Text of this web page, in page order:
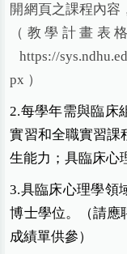
開網頁之課程內容
（教學計畫表
https://
px ）
2.每學年需與臨床
實習和全職實習課
生能力；具臨床心
3.具臨床心理學領
博士學位。（請應
成績單供參）